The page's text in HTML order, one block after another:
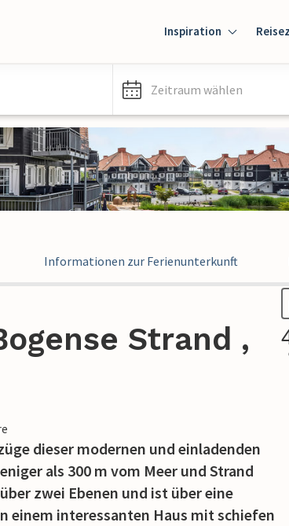
Inspiration
Zeitraum wählen
Informationen zur Ferienunterkunft
Strand ,
dieser modernen und einladenden
als 300 m vom Meer und Strand
zwei Ebenen und ist über eine
einem interessanten Haus mit schiefen